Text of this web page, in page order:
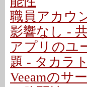
職員アカウ
影響なし -
アプリのユ
題 - タカラ
Veeamのサ